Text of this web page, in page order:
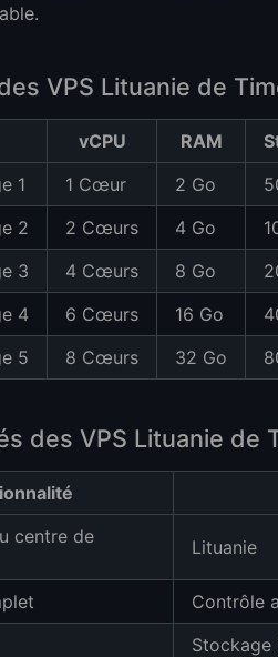
VPS Lituanie de
vCPU RAM
1
1 Cœur 2 Go
2
2 Cœurs 4 Go
3
4 Cœurs 8 Go
4
6 Cœurs 16 Go
5
8 Cœurs 32 Go
des VPS Lituanie de
centre de
Lituanie
Contrôle
Stockage